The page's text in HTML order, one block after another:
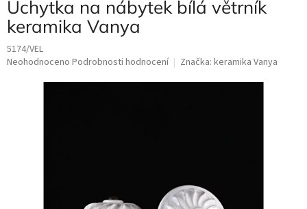
Úchytka na nábytek bílá větrník
keramika Vanya
5174/VEL
Průměrné
Neohodnoceno Podrobnosti hodnocení Značka: keramika Vanya